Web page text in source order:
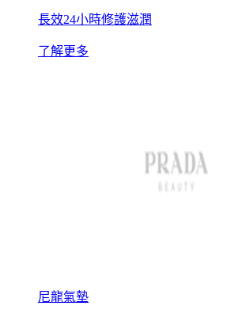
長效24小時修護滋潤
了解更多
尼龍氣墊